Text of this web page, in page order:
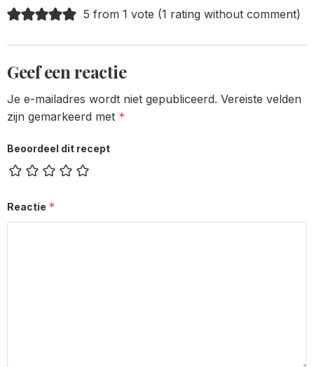
5 from 1 vote (1 rating without comment)
Geef een reactie
Je e-mailadres wordt niet gepubliceerd. Vereiste velden
zijn gemarkeerd met *
Beoordeel dit recept
Reactie *